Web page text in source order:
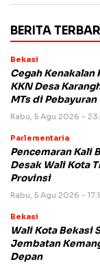
BERITA
Bekasi
Cegah Kenakalan
KKN Desa
MTs di Pebayuran
Rabu, 5 Agu 2026 -
Parlementaria
Pencemaran Kali
Desak Wali Kota
Provinsi
Rabu, 5 Agu 2026 -
Bekasi
Wali Kota Bekasi
Jembatan
Depan